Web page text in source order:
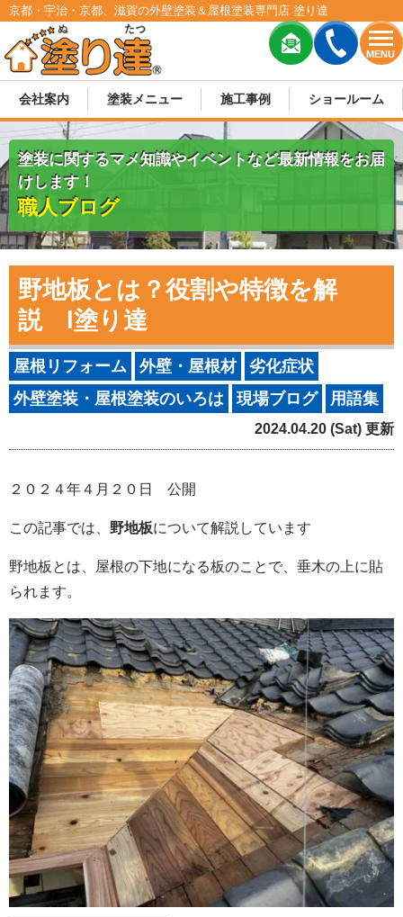
MENU
京都・宇治・京都、滋賀の外壁塗装＆屋根塗装専門店 塗り達
会社案内 塗装メニュー 施工事例 ショールーム
塗装に関するマメ知識やイベントなど最新情報をお届
けします！
職人ブログ
野地板とは？役割や特徴を解
説 l塗り達
屋根リフォーム 外壁・屋根材
劣化症状
外壁塗装・屋根塗装のいろは
現場ブログ 用語集
2024.04.20 (Sat) 更新
２０２４年４月２０日 公開
この記事では、 野地板について解説しています
野地板とは、屋根の下地になる板のことで、垂木の上に貼
られます。